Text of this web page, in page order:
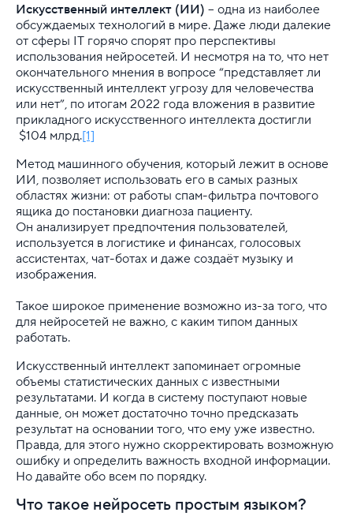
PHP
Perl
Python
Запуск скрипта Python
Как быстро применяются изменения в коде
Как создать виртуальное окружение в Python
Нейросеть на Python
Обработка данных входящих запросов в Flask
Скрипты - другие статьи
.htaccess
Код ответа сервера
Кэш
Резервные копии
Искусственный интеллект (ИИ) – одна из наиболее
обсуждаемых технологий в мире. Даже люди далекие
от сферы IT горячо спорят про перспективы
использования нейросетей. И несмотря на то, что нет
окончательного мнения в вопросе “представляет ли
искусственный интеллект угрозу для человечества
или нет”, по итогам 2022 года вложения в развитие
прикладного искусственного интеллекта достигли
$104 млрд.[1]
Метод машинного обучения, который лежит в основе
ИИ, позволяет использовать его в самых разных
областях жизни: от работы спам-фильтра почтового
ящика до постановки диагноза пациенту.
Он анализирует предпочтения пользователей,
используется в логистике и финансах, голосовых
ассистентах, чат-ботах и даже создаёт музыку и
изображения.
Такое широкое применение возможно из-за того, что
для нейросетей не важно, с каким типом данных
работать.
Искусственный интеллект запоминает огромные
объемы статистических данных с известными
результатами. И когда в систему поступают новые
данные, он может достаточно точно предсказать
результат на основании того, что ему уже известно.
Правда, для этого нужно скорректировать возможную
ошибку и определить важность входной информации.
Но давайте обо всем по порядку.
Что такое нейросеть простым языком?